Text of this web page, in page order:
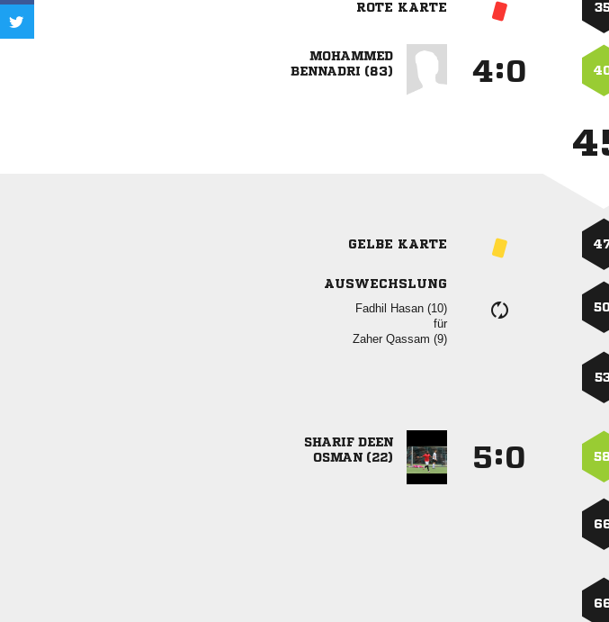
ROTE KARTE

 
:
GELBE KARTE
AUSWECHSLUNG
  
für
  
 
 
: